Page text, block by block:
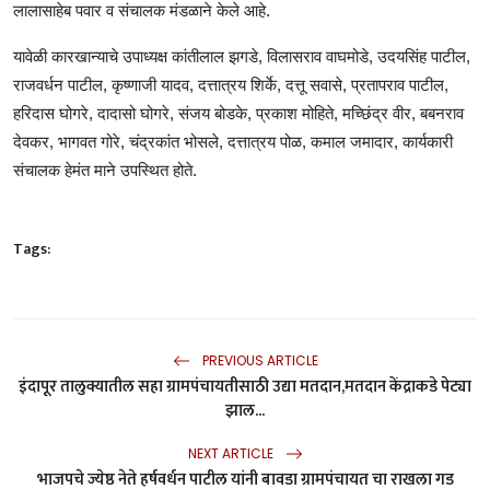
लालासाहेब पवार व संचालक मंडळाने केले आहे.
यावेळी कारखान्याचे उपाध्यक्ष कांतीलाल झगडे, विलासराव वाघमोडे, उदयसिंह पाटील,
राजवर्धन पाटील, कृष्णाजी यादव, दत्तात्रय शिर्के, दत्तू सवासे, प्रतापराव पाटील,
हरिदास घोगरे, दादासो घोगरे, संजय बोडके, प्रकाश मोहिते, मच्छिंद्र वीर, बबनराव
देवकर, भागवत गोरे, चंद्रकांत भोसले, दत्तात्रय पोळ, कमाल जमादार, कार्यकारी
संचालक हेमंत माने उपस्थित होते.
Tags:
PREVIOUS ARTICLE
इंदापूर तालुक्यातील सहा ग्रामपंचायतीसाठी उद्या मतदान,मतदान केंद्राकडे पेट्या
झाल...
NEXT ARTICLE
भाजपचे ज्येष्ठ नेते हर्षवर्धन पाटील यांनी बावडा ग्रामपंचायत चा राखला गड